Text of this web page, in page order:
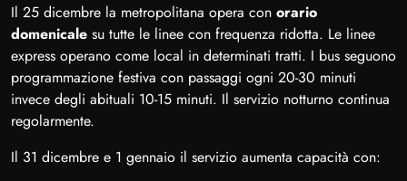
Il 25 dicembre la metropolitana opera con orario
domenicale su tutte le linee con frequenza ridotta. Le linee
express operano come local in determinati tratti. I bus seguono
programmazione festiva con passaggi ogni 20-30 minuti
invece degli abituali 10-15 minuti. Il servizio notturno continua
regolarmente.
Il 31 dicembre e 1 gennaio il servizio aumenta capacità con: